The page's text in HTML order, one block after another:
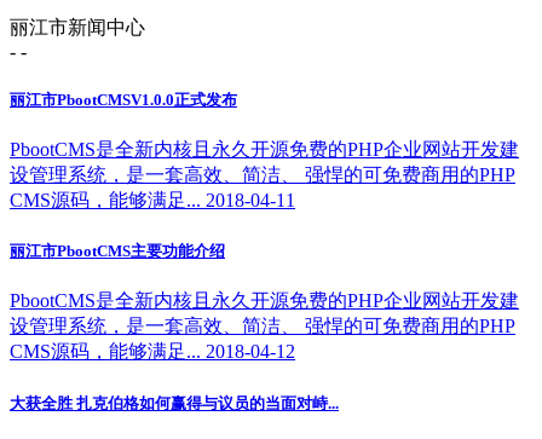
丽江市新闻中心
- -
丽江市PbootCMSV1.0.0正式发布
PbootCMS是全新内核且永久开源免费的PHP企业网站开发建
设管理系统，是一套高效、简洁、 强悍的可免费商用的PHP
CMS源码，能够满足... 2018-04-11
丽江市PbootCMS主要功能介绍
PbootCMS是全新内核且永久开源免费的PHP企业网站开发建
设管理系统，是一套高效、简洁、 强悍的可免费商用的PHP
CMS源码，能够满足... 2018-04-12
大获全胜 扎克伯格如何赢得与议员的当面对峙...